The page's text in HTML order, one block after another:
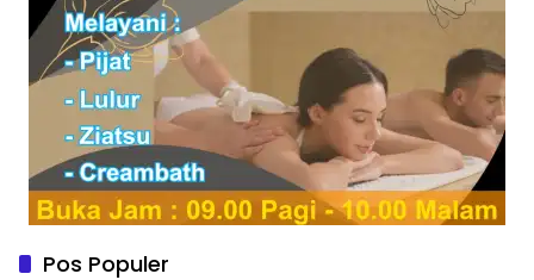
Pos Populer